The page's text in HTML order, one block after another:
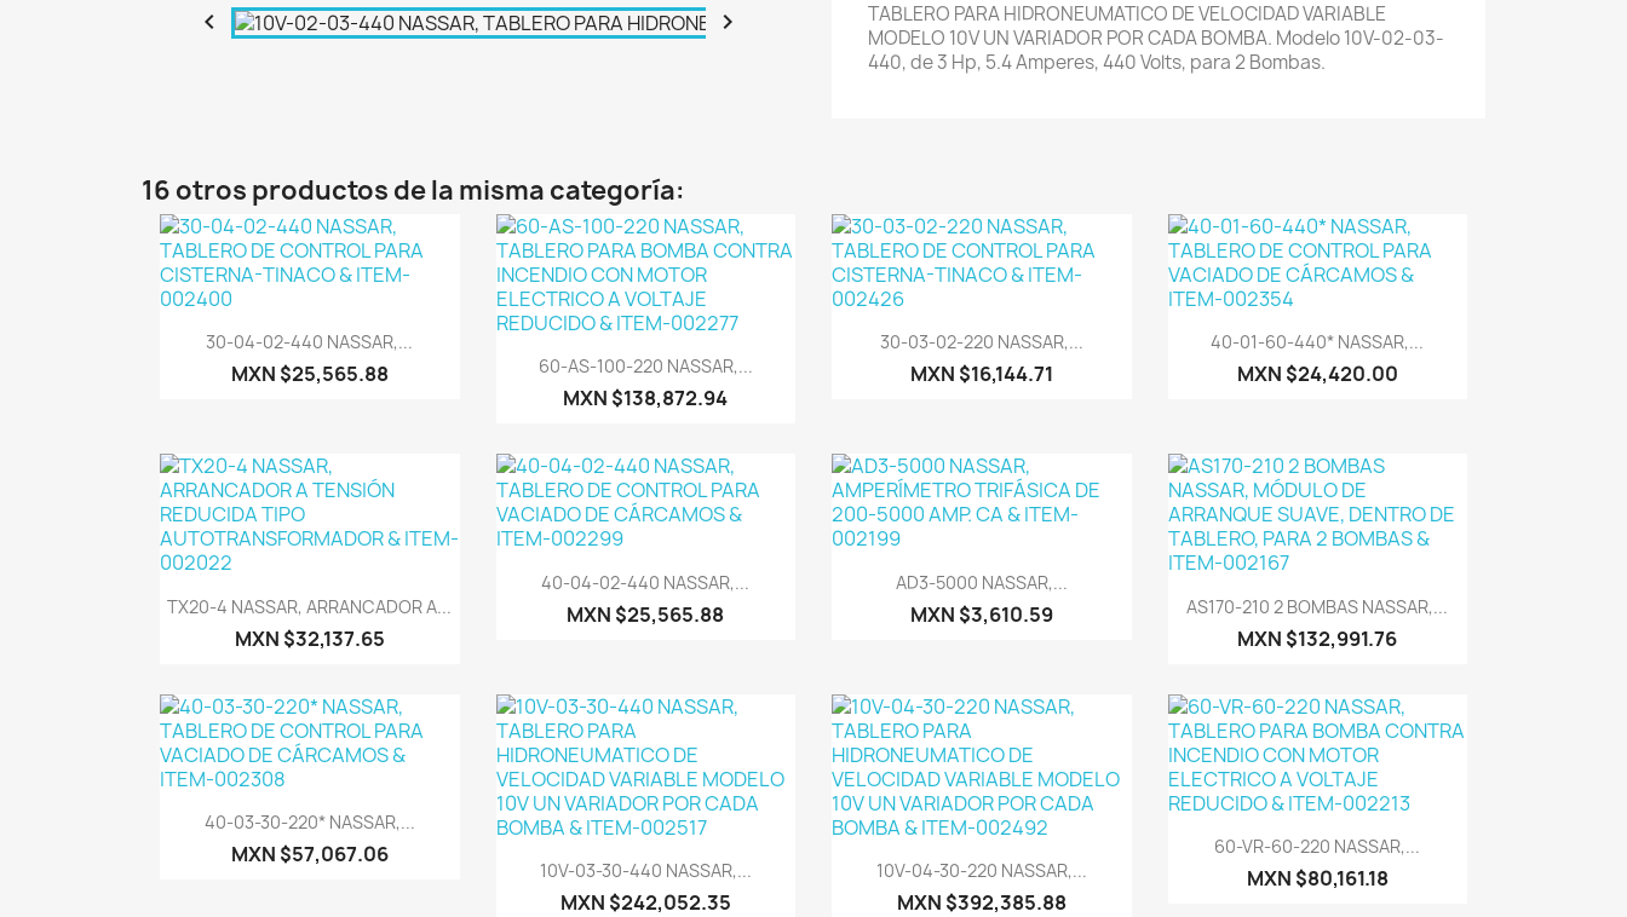
 
TABLERO PARA HIDRONEUMATICO DE VELOCIDAD VARIABLE
MODELO 10V UN VARIADOR POR CADA BOMBA. Modelo 10V-02-03-
440, de 3 Hp, 5.4 Amperes, 440 Volts, para 2 Bombas.
16 otros productos de la misma categoría:
Vista rápida
30-04-02-440 NASSAR,...
MXN $25,565.88 Vista rápida
60-AS-100-220 NASSAR,...
MXN $138,872.94
Vista rápida
30-03-02-220 NASSAR,...
MXN $16,144.71
Vista rápida
40-01-60-440* NASSAR,...
MXN $24,420.00
Vista rápida
TX20-4 NASSAR, ARRANCADOR A...
MXN $32,137.65
Vista rápida
40-04-02-440 NASSAR,...
MXN $25,565.88
Vista rápida
AD3-5000 NASSAR,...
MXN $3,610.59 Vista rápida
AS170-210 2 BOMBAS NASSAR,...
MXN $132,991.76
Vista rápida
40-03-30-220* NASSAR,...
MXN $57,067.06 Vista rápida
10V-03-30-440 NASSAR,...
MXN $242,052.35
Vista rápida
10V-04-30-220 NASSAR,...
MXN $392,385.88
Vista rápida
60-VR-60-220 NASSAR,...
MXN $80,161.18